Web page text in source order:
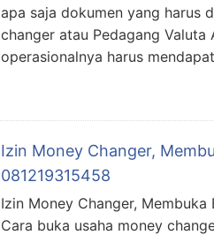
apa saja dokumen yang harus
changer atau Pedagang Valuta
operasionalnya harus
Izin Money Changer,
081219315458
Izin Money Changer,
Cara buka usaha money